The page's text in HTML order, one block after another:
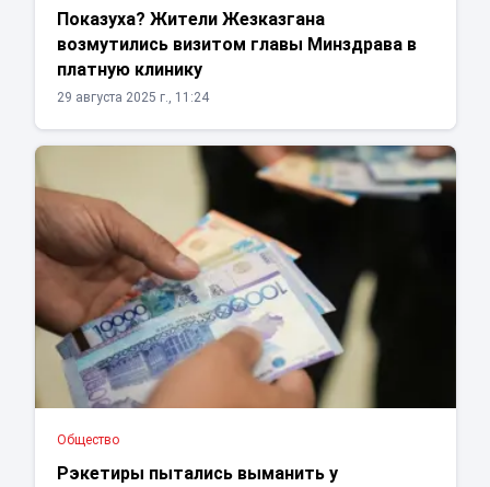
Показуха? Жители Жезказгана
возмутились визитом главы Минздрава в
платную клинику
29 августа 2025 г., 11:24
Общество
Рэкетиры пытались выманить у